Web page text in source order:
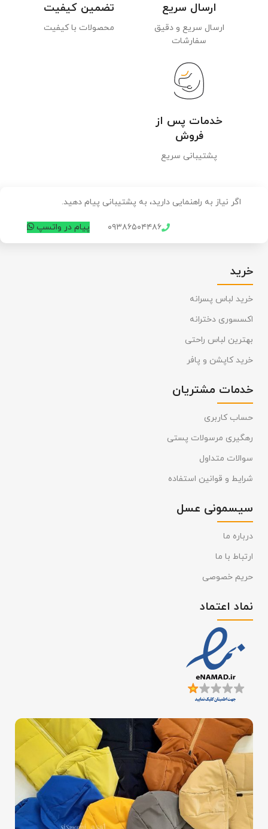
ارسال سریع
ارسال سریع و دقیق
سفارشات
تضمین کیفیت
محصولات با کیفیت
خدمات پس از
فروش
پشتیبانی سریع
اگر نیاز به راهنمایی دارید، به پشتیبانی پیام دهید.
۰۹۳۸۶۵۰۴۴۸۶ پیام در واتسپ
خرید
خرید لباس پسرانه
اکسسوری دخترانه
بهترین لباس راحتی
خرید کاپشن و پافر
خدمات مشتریان
حساب کاربری
رهگیری مرسولات پستی
سوالات متداول
شرایط و قوانین استفاده
سیسمونی عسل
درباره ما
ارتباط با ما
حریم خصوصی
نماد اعتماد